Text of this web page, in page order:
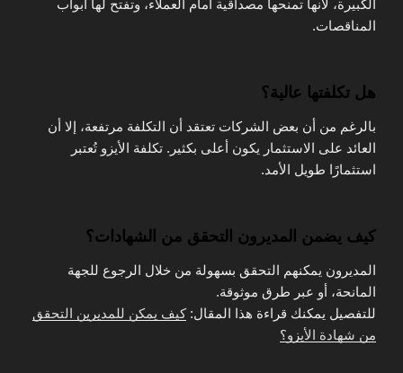
الكبيرة، لأنها تمنحها مصداقية أمام العملاء، وتفتح لها أبواب
المناقصات.
هل تكلفتها عالية؟
بالرغم من أن بعض الشركات تعتقد أن التكلفة مرتفعة، إلا أن
العائد على الاستثمار يكون أعلى بكثير. تكلفة الأيزو تُعتبر
استثمارًا طويل الأمد.
كيف يضمن المديرون التحقق من الشهادات؟
المديرون يمكنهم التحقق بسهولة من خلال الرجوع للجهة
المانحة، أو عبر طرق موثوقة.
للتفصيل يمكنك قراءة هذا المقال:كيف يمكن للمديرين التحقق
من شهادة الأيزو؟